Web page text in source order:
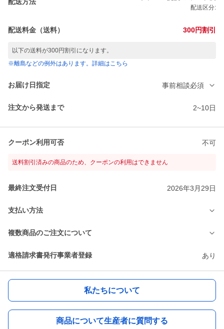
配送区分:
配送料金（送料） 300円割引
以下の送料が300円割引になります。
※離島などの例外はあります。詳細はこちら
お届け日指定 事前相談必須
注文から発送まで 2~10日
クーポン利用可否 不可
送料割引済みの商品のため、クーポンの利用はできません
最終注文受付日 2026年3月29日
支払い方法
複数商品のご注文について
適格請求書発行事業者登録 あり
私たちについて
商品について生産者に質問する